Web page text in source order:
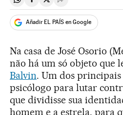
Compartir en Whatsapp
Compartir en Facebook
Compartir en Twitter
Desplegar Redes
Añadir EL PAÍS en Google
Na casa de José Osorio
não há um só objeto que
Balvin. Um dos principais
psicólogo para lutar
que dividisse sua
homem e a estrela, para